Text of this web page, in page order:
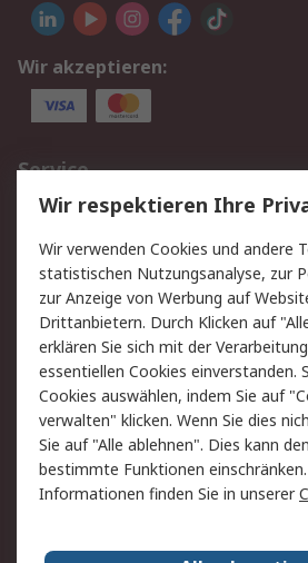
Wir akzeptieren:
Service
Value Added Services
Rücksendungen
Hilfe
Rechtliches
AGB
Cookie-Richtlinie
Copyright/Impressum
Über RS
Wir respektieren Ihre
Wir verwenden Cookies und andere
statistischen Nutzungsanalyse, zur
zur Anzeige von Werbung auf
Drittanbietern. Durch Klicken auf
erklären Sie sich mit der
essentiellen Cookies einverstanden.
Cookies auswählen, indem Sie auf
verwalten" klicken. Wenn Sie dies
Sie auf "Alle ablehnen". Dies kann
bestimmte Funktionen
Informationen finden Sie in unserer